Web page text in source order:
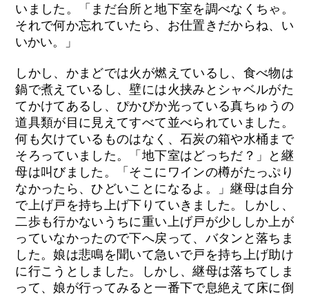
いました。「まだ台所と地下室を調べなくちゃ。
それで何か忘れていたら、お仕置きだからね、い
いかい。」
しかし、かまどでは火が燃えているし、食べ物は
鍋で煮えているし、壁には火挟みとシャベルがた
てかけてあるし、ぴかぴか光っている真ちゅうの
道具類が目に見えてすべて並べられていました。
何も欠けているものはなく、石炭の箱や水桶まで
そろっていました。「地下室はどっちだ？」と継
母は叫びました。「そこにワインの樽がたっぷり
なかったら、ひどいことになるよ。」継母は自分
で上げ戸を持ち上げ下りていきました。しかし、
二歩も行かないうちに重い上げ戸が少ししか上が
っていなかったので下へ戻って、バタンと落ちま
した。娘は悲鳴を聞いて急いで戸を持ち上げ助け
に行こうとしました。しかし、継母は落ちてしま
って、娘が行ってみると一番下で息絶えて床に倒